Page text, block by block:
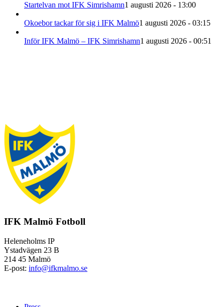
Startelvan mot IFK Simrishamn1 augusti 2026 - 13:00
Okoebor tackar för sig i IFK Malmö1 augusti 2026 - 03:15
Inför IFK Malmö – IFK Simrishamn1 augusti 2026 - 00:51
IFK Malmö Fotboll
Heleneholms IP
Ystadvägen 23 B
214 45 Malmö
E-post: info@ifkmalmo.se